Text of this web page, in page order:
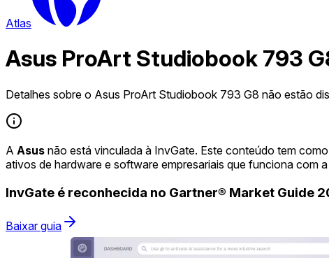
Atlas
Asus ProArt Studiobook 793
Detalhes sobre o Asus ProArt Studiobook 793 G8 não estão
A Asus não está vinculada à InvGate. Este conteúdo tem
ativos de hardware e software empresariais que funciona com
InvGate é reconhecida no Gartner® Market Guide
Baixar guia